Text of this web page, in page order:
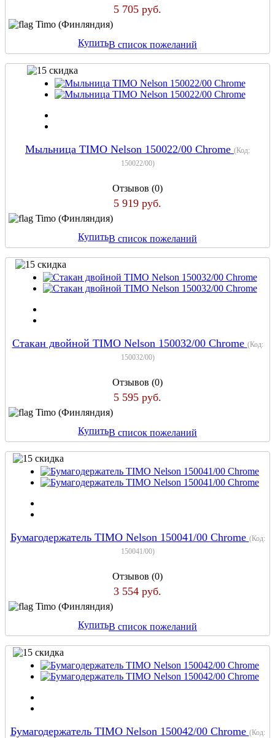
5 705 руб.
Timo (Финляндия)
КупитьВ список пожеланий
Мыльница TIMO Nelson 150022/00 Chrome (Код:
150022/00)
Отзывов (0)
5 919 руб.
Timo (Финляндия)
КупитьВ список пожеланий
Стакан двойной TIMO Nelson 150032/00 Chrome (Код:
150032/00)
Отзывов (0)
5 595 руб.
Timo (Финляндия)
КупитьВ список пожеланий
Бумагодержатель TIMO Nelson 150041/00 Chrome (Код:
150041/00)
Отзывов (0)
3 554 руб.
Timo (Финляндия)
КупитьВ список пожеланий
Бумагодержатель TIMO Nelson 150042/00 Chrome (Код: